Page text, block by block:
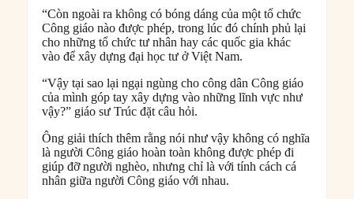
“Còn ngoài ra không có bóng dáng của một tổ chức
Công giáo nào được phép, trong lúc đó chính phủ lại
cho những tổ chức tư nhân hay các quốc gia khác
vào để xây dựng đại học tư ở Việt Nam.
“Vậy tại sao lại ngại ngùng cho công dân Công giáo
của mình góp tay xây dựng vào những lĩnh vực như
vậy?” giáo sư Trúc đặt câu hỏi.
Ông giải thích thêm rằng nói như vậy không có nghĩa
là người Công giáo hoàn toàn không được phép đi
giúp đỡ người nghèo, nhưng chỉ là với tính cách cá
nhân giữa người Công giáo với nhau.